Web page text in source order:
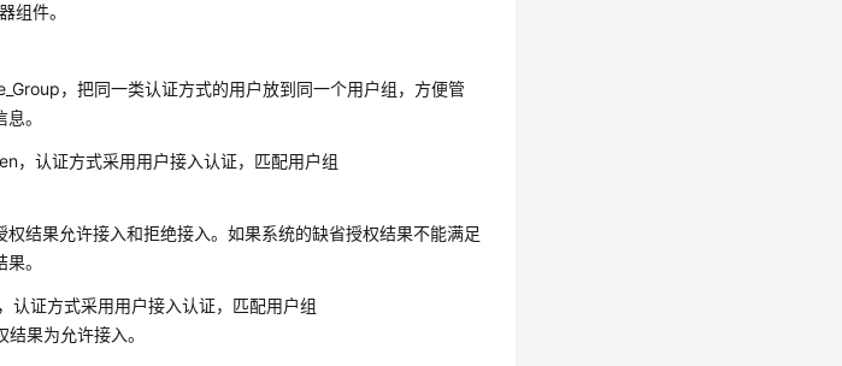
组件。
，把同一类认证方式的用户放到同一个用户组，方便管
。
，认证方式采用用户接入认证，匹配用户组
结果允许接入和拒绝接入。如果系统的缺省授权结果不能满足
。
认证方式采用用户接入认证，匹配用户组
果为允许接入。